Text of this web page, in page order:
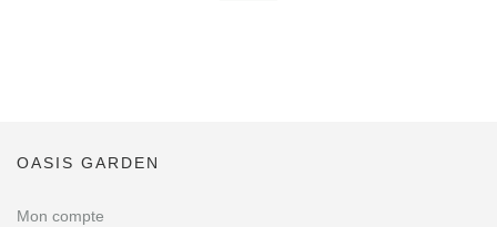
OASIS GARDEN
Mon compte